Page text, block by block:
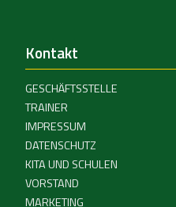
Kontakt
GESCHÄFTSSTELLE
TRAINER
IMPRESSUM
DATENSCHUTZ
KITA UND SCHULEN
VORSTAND
MARKETING